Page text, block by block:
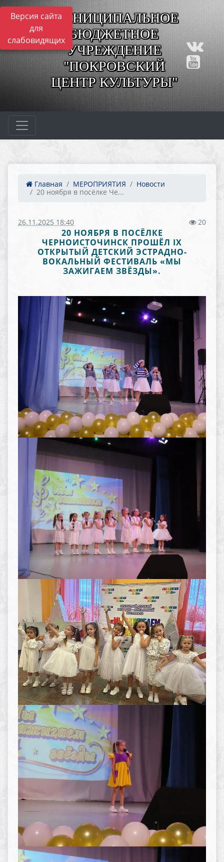
Версия сайта
для
слабовидящих
МУНИЦИПАЛЬНОЕ
БЮДЖЕТНОЕ
УЧРЕЖДЕНИЕ
"ПОКРОВСКИЙ
ЦЕНТР КУЛЬТУРЫ"
Главная МЕРОПРИЯТИЯ
Новости
20 ноября в посёлке Че...
26.11.2025 18:40 20
20 НОЯБРЯ В ПОСЁЛКЕ
ЧЕРНОИСТОЧИНСК ПРОШЁЛ IX
ОТКРЫТЫЙ ДЕТСКИЙ ЭСТРАДНО-
ВОКАЛЬНЫЙ ФЕСТИВАЛЬ «МЫ
ЗАЖИГАЕМ ЗВЁЗДЫ».